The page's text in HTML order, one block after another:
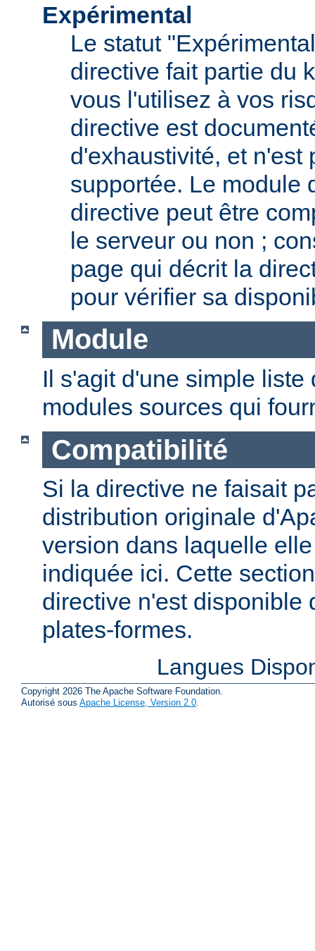
Expérimental
Le statut
directive fait partie du
vous l'utilisez à vos
directive est
d'exhaustivité, et n'est
supportée. Le module
directive peut être
le serveur ou non ;
page qui décrit la
pour vérifier sa
Module
Il s'agit d'une simple liste
modules sources qui
Compatibilité
Si la directive ne faisait
distribution originale
version dans laquelle
indiquée ici. Cette
directive n'est disponible
plates-formes.
Langues
Copyright 2026 The Apache Software Foundation.
Autorisé sous Apache License, Version 2.0